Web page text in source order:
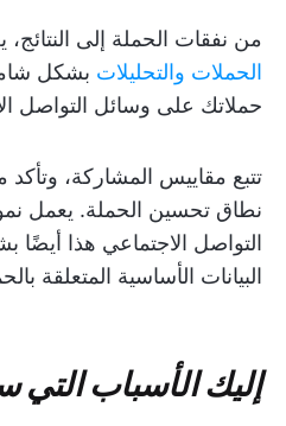
من نفقات الحملة إلى النتائج،
الحملات والتحليلات بشكل
حملاتك على وسائل التواصل
تتبع مقاييس المشاركة، وتأكد
نطاق تحسين الحملة. يعمل
التواصل الاجتماعي هذا أيضًا
البيانات الأساسية المتعلقة
إليك الأسباب التي